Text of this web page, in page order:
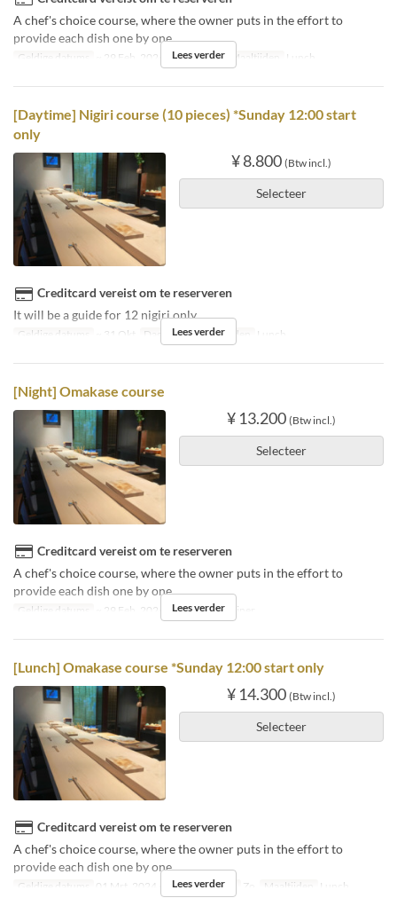
A chef's choice course, where the owner puts in the effort to
provide each dish one by one.
Geldige datums ~ 29 Feb, 2024 Dagen Zo Maaltijden Lunch
Lees verder
[Daytime] Nigiri course (10 pieces) *Sunday 12:00 start
only
¥ 8.800 (Btw incl.)
Selecteer
Creditcard vereist om te reserveren
It will be a guide for 12 nigiri only.
Geldige datums ~ 31 Okt Dagen Zo Maaltijden Lunch
Lees verder
[Night] Omakase course
¥ 13.200 (Btw incl.)
Selecteer
Creditcard vereist om te reserveren
A chef's choice course, where the owner puts in the effort to
provide each dish one by one.
Geldige datums ~ 29 Feb, 2024 Maaltijden Diner
Lees verder
[Lunch] Omakase course *Sunday 12:00 start only
¥ 14.300 (Btw incl.)
Selecteer
Creditcard vereist om te reserveren
A chef's choice course, where the owner puts in the effort to
provide each dish one by one.
Geldige datums 01 Mrt, 2024 ~ 31 Okt Dagen Zo Maaltijden Lunch
Lees verder